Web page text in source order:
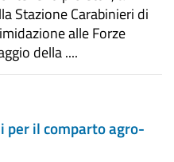
Stazione Carabinieri di
alle Forze
della ....
per il comparto agro-